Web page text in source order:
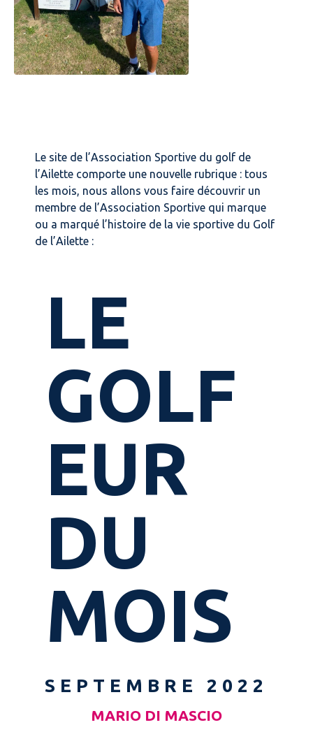
Le site de l’Association Sportive du golf de
l’Ailette comporte une nouvelle rubrique : tous
les mois, nous allons vous faire découvrir un
membre de l’Association Sportive qui marque
ou a marqué l’histoire de la vie sportive du Golf
de l’Ailette :
LE
GOLF
EUR
DU
MOIS
SEPTEMBRE 2022
MARIO DI MASCIO